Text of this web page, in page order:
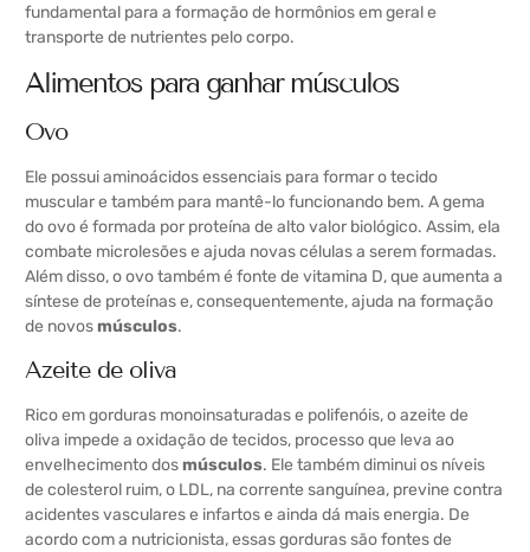
fundamental para a formação de hormônios em geral e
transporte de nutrientes pelo corpo.
Alimentos para ganhar músculos
Ovo
Ele possui aminoácidos essenciais para formar o tecido
muscular e também para mantê-lo funcionando bem. A gema
do ovo é formada por proteína de alto valor biológico. Assim, ela
combate microlesões e ajuda novas células a serem formadas.
Além disso, o ovo também é fonte de vitamina D, que aumenta a
síntese de proteínas e, consequentemente, ajuda na formação
de novosmúsculos.
Azeite de oliva
Rico em gorduras monoinsaturadas e polifenóis, o azeite de
oliva impede a oxidação de tecidos, processo que leva ao
envelhecimento dosmúsculos. Ele também diminui os níveis
de colesterol ruim, o LDL, na corrente sanguínea, previne contra
acidentes vasculares e infartos e ainda dá mais energia. De
acordo com a nutricionista, essas gorduras são fontes de